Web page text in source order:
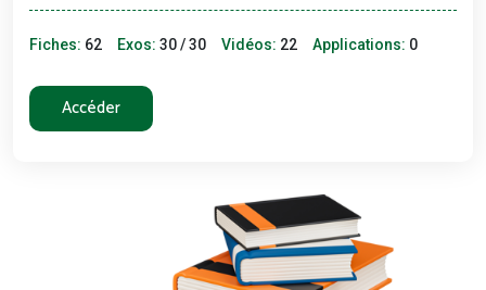
Fiches: 62 Exos: 30 / 30 Vidéos: 22 Applications: 0
Accéder